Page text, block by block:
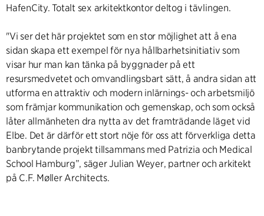
HafenCity. Totalt sex arkitektkontor deltog i tävlingen.
"Vi ser det här projektet som en stor möjlighet att å ena
sidan skapa ett exempel för nya hållbarhetsinitiativ som
visar hur man kan tänka på byggnader på ett
resursmedvetet och omvandlingsbart sätt, å andra sidan att
utforma en attraktiv och modern inlärnings- och arbetsmiljö
som främjar kommunikation och gemenskap, och som också
låter allmänheten dra nytta av det framträdande läget vid
Elbe. Det är därför ett stort nöje för oss att förverkliga detta
banbrytande projekt tillsammans med Patrizia och Medical
School Hamburg”, säger Julian Weyer, partner och arkitekt
på C.F. Møller Architects.